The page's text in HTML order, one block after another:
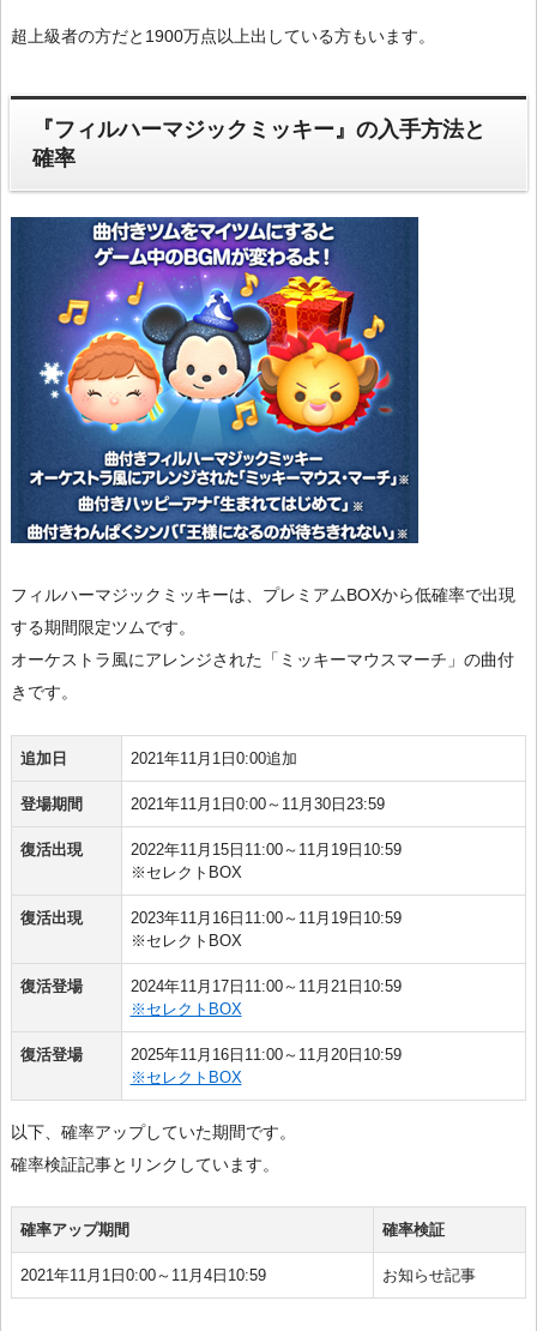
超上級者の方だと1900万点以上出している方もいます。
『フィルハーマジックミッキー』の入手方法と
確率
フィルハーマジックミッキーは、プレミアムBOXから低確率で出現
する期間限定ツムです。
オーケストラ風にアレンジされた「ミッキーマウスマーチ」の曲付
きです。
追加日 2021年11月1日0:00追加
登場期間 2021年11月1日0:00～11月30日23:59
復活出現
2022年11月15日11:00～11月19日10:59
※セレクトBOX
復活出現
2023年11月16日11:00～11月19日10:59
※セレクトBOX
復活登場
2024年11月17日11:00～11月21日10:59
※セレクトBOX
復活登場
2025年11月16日11:00～11月20日10:59
※セレクトBOX
以下、確率アップしていた期間です。
確率検証記事とリンクしています。
確率アップ期間 確率検証
2021年11月1日0:00～11月4日10:59 お知らせ記事